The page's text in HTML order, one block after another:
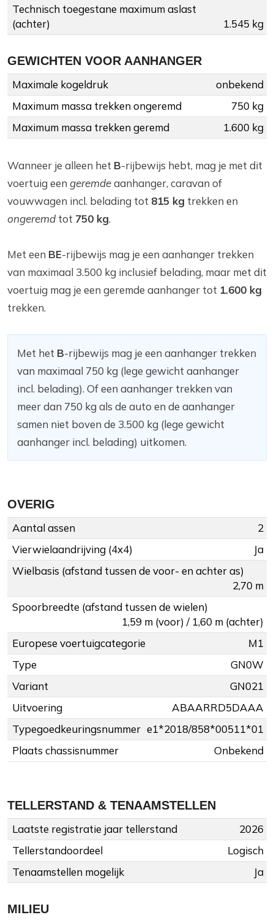
Technisch toegestane maximum aslast
(achter)
1.545 kg
GEWICHTEN VOOR AANHANGER
Maximale kogeldruk
onbekend
Maximum massa trekken ongeremd
750 kg
Maximum massa trekken geremd
1.600 kg
Wanneer je alleen het B-rijbewijs hebt, mag je met dit
voertuig een geremdeaanhanger, caravan of
vouwwagen incl. belading tot 815 kg trekken en
ongeremd tot 750 kg.
Met een BE-rijbewijs mag je een aanhanger trekken
van maximaal 3.500 kg inclusief belading, maar met dit
voertuig mag je een geremde aanhanger tot 1.600 kg
trekken.
Met het B-rijbewijs mag je een aanhanger trekken
van maximaal 750 kg (lege gewicht aanhanger
incl. belading). Of een aanhanger trekken van
meer dan 750 kg als de auto en de aanhanger
samen niet boven de 3.500 kg (lege gewicht
aanhanger incl. belading) uitkomen.
OVERIG
Aantal assen
2
Vierwielaandrijving (4x4)
Ja
Wielbasis (afstand tussen de voor- en achter as)
2,70 m
Spoorbreedte (afstand tussen de wielen)
1,59 m (voor) / 1,60 m (achter)
Europese voertuigcategorie
M1
Type
GN0W
Variant
GN021
Uitvoering
ABAARRD5DAAA
Typegoedkeuringsnummer e1*2018/858*00511*01
Plaats chassisnummer
Onbekend
TELLERSTAND & TENAAMSTELLEN
Laatste registratie jaar tellerstand
2026
Tellerstandoordeel
Logisch
Tenaamstellen mogelijk
Ja
MILIEU